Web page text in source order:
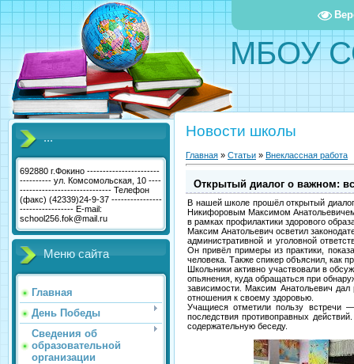
МБОУ
...
692880 г.Фокино -----------------------
---------- ул. Комсомольская, 10 ----
----------------------------- Телефон
(факс) (42339)24-9-37 ----------------
----------------- E-mail:
school256.fok@mail.ru
Меню сайта
Главная
День Победы
Сведения об
образовательной
организации
Новости школы
Главная » Статьи » Внеклассная работа
Открытый диалог о важном:
В нашей школе прошёл открытый
Никифоровым Максимом
в рамках профилактики здорового
Максим Анатольевич осветил
административной и уголовной
Он привёл примеры из практики,
человека. Также спикер объяснил, как
Школьники активно участвовали в
опьянения, куда обращаться при
зависимости. Максим Анатольевич дал
отношения к своему здоровью.
Учащиеся отметили пользу встречи
последствия противоправных
содержательную беседу.